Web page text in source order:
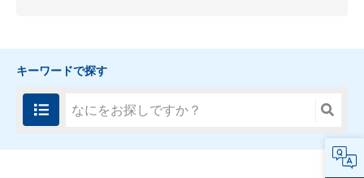
キーワードで探す